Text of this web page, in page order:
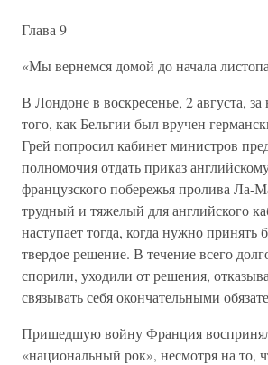
Глава 9
«Мы вернемся домой до начала
В Лондоне в воскресенье, 2 августа, за
того, как Бельгии был вручен
Грей попросил кабинет министров
полномочия отдать приказ
французского побережья пролива
трудный и тяжелый для английского
наступает тогда, когда нужно принять
твердое решение. В течение всего
спорили, уходили от решения,
связывать себя окончательными
Пришедшую войну Франция
«национальный рок», несмотря на то,